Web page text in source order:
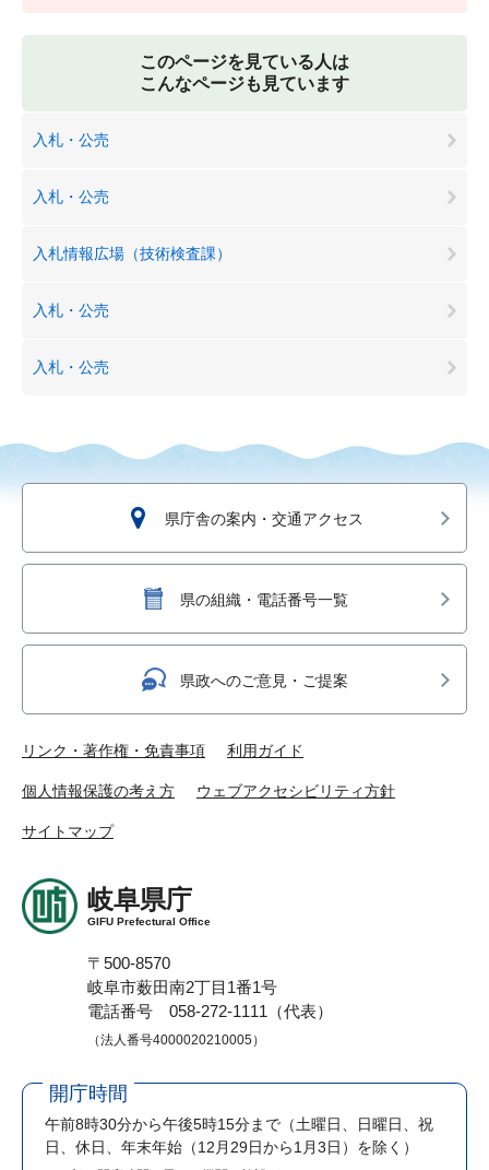
このページを見ている人は
こんなページも見ています
入札・公売
入札・公売
入札情報広場（技術検査課）
入札・公売
入札・公売
県庁舎の案内・交通アクセス
県の組織・電話番号一覧
県政へのご意見・ご提案
リンク・著作権・免責事項 利用ガイド
個人情報保護の考え方 ウェブアクセシビリティ方針
サイトマップ
岐阜県庁
GIFU Prefectural Office
〒500-8570
岐阜市薮田南2丁目1番1号
電話番号 058-272-1111（代表）
（法人番号4000020210005）
開庁時間
午前8時30分から午後5時15分まで （土曜日、日曜日、祝
日、休日、年末年始（12月29日から1月3日）を除く）